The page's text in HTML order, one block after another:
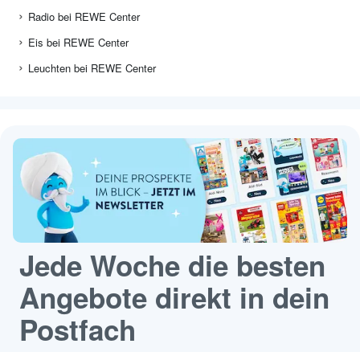
Radio bei REWE Center
Eis bei REWE Center
Leuchten bei REWE Center
Jede Woche die besten
Angebote direkt in dein
Postfach